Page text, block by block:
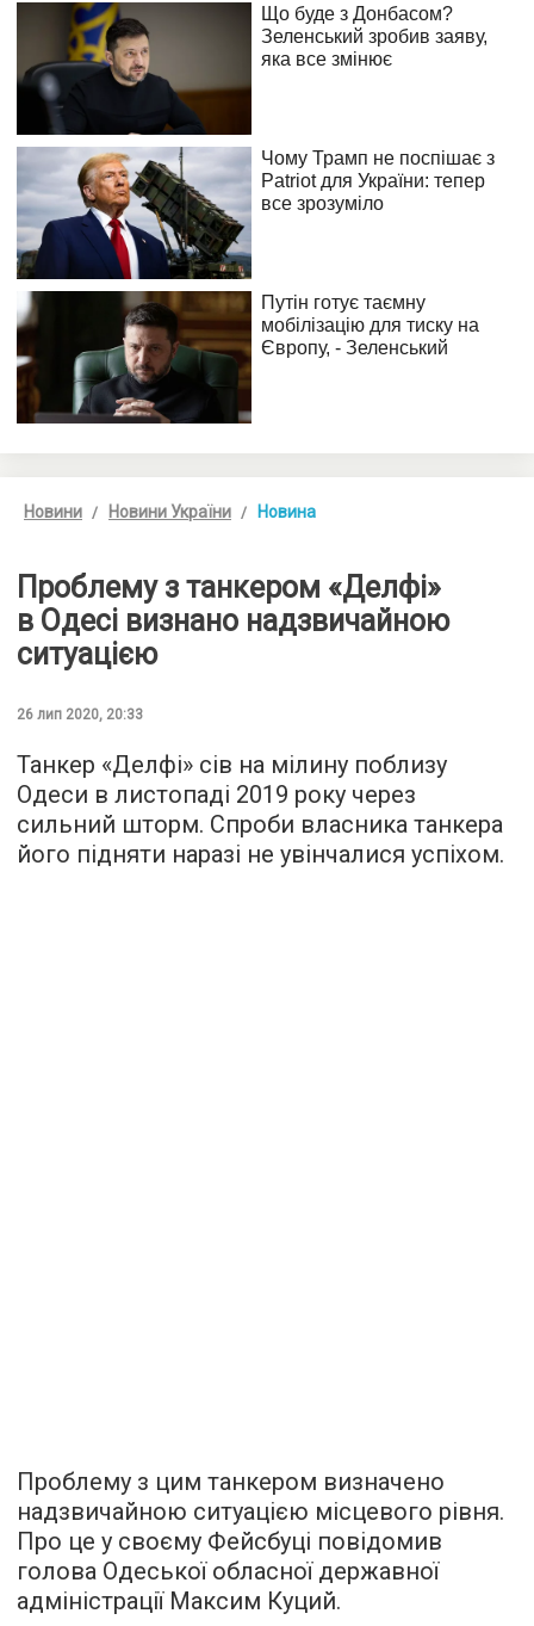
Новини Новини України Новина
Проблему з танкером «Делфі»
в Одесі визнано надзвичайною
ситуацією
26 лип 2020, 20:33
Танкер «Делфі» сів на мілину поблизу
Одеси в листопаді 2019 року через
сильний шторм. Спроби власника танкера
його підняти наразі не увінчалися успіхом.
Проблему з цим танкером визначено
надзвичайною ситуацією місцевого рівня.
Про це у своєму Фейсбуці повідомив
голова Одеської обласної державної
адміністрації Максим Куций.